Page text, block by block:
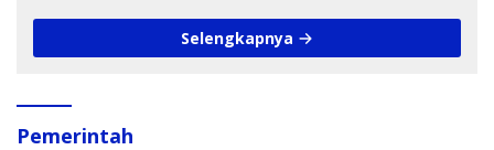
Selengkapnya
Pemerintah